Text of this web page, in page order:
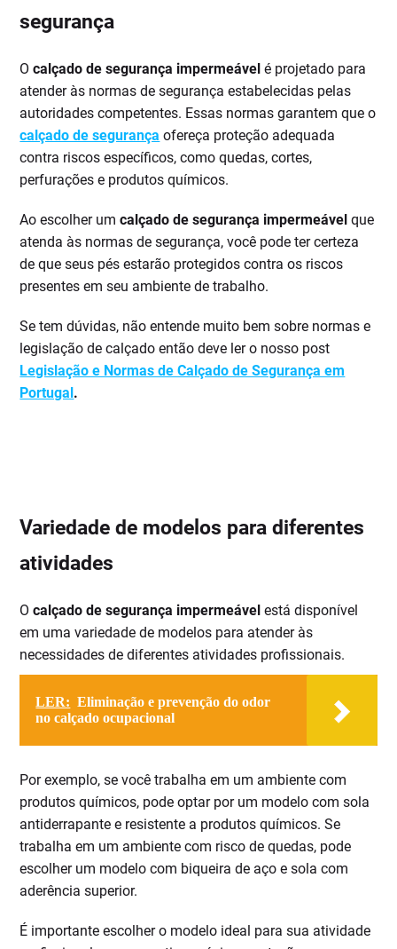
segurança
Ocalçado de segurança impermeável é projetado para
atender às normas de segurança estabelecidas pelas
autoridades competentes. Essas normas garantem que o
calçado de segurança ofereça proteção adequada
contra riscos específicos, como quedas, cortes,
perfurações e produtos químicos.
Ao escolher umcalçado de segurança impermeável que
atenda às normas de segurança, você pode ter certeza
de que seus pés estarão protegidos contra os riscos
presentes em seu ambiente de trabalho.
Se tem dúvidas, não entende muito bem sobre normas e
legislação de calçado então deve ler o nosso post
Legislação e Normas de Calçado de Segurança em
Portugal.
Variedade de modelos para diferentes
atividades
Ocalçado de segurança impermeável está disponível
em uma variedade de modelos para atender às
necessidades de diferentes atividades profissionais.
LER: Eliminação e prevenção do odor
no calçado ocupacional
Por exemplo, se você trabalha em um ambiente com
produtos químicos, pode optar por um modelo com sola
antiderrapante e resistente a produtos químicos. Se
trabalha em um ambiente com risco de quedas, pode
escolher um modelo com biqueira de aço e sola com
aderência superior.
É importante escolher o modelo ideal para sua atividade